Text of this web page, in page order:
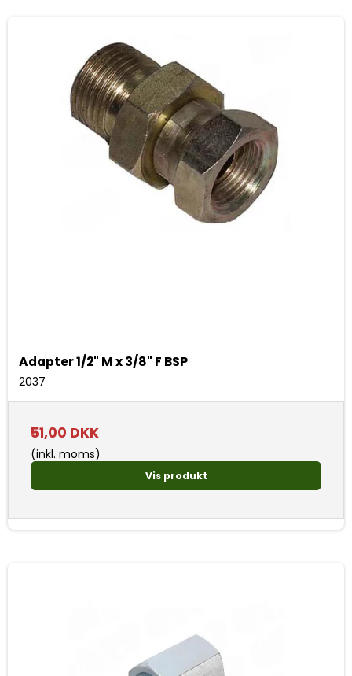
Adapter 1/2" M x 3/8" F BSP
2037
51,00 DKK
(inkl. moms)
Vis produkt